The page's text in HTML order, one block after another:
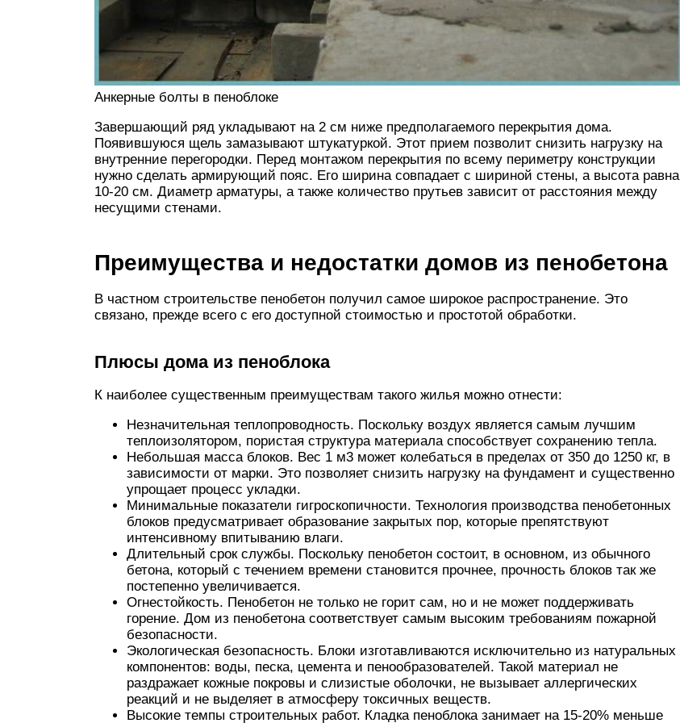
Анкерные болты в пеноблоке
Завершающий ряд укладывают на 2 см ниже предполагаемого перекрытия дома.
Появившуюся щель замазывают штукатуркой. Этот прием позволит снизить нагрузку на
внутренние перегородки. Перед монтажом перекрытия по всему периметру конструкции
нужно сделать армирующий пояс. Его ширина совпадает с шириной стены, а высота равна
10-20 см. Диаметр арматуры, а также количество прутьев зависит от расстояния между
несущими стенами.
Преимущества и недостатки домов из пенобетона
В частном строительстве пенобетон получил самое широкое распространение. Это
связано, прежде всего с его доступной стоимостью и простотой обработки.
Плюсы дома из пеноблока
К наиболее существенным преимуществам такого жилья можно отнести:
Незначительная теплопроводность. Поскольку воздух является самым лучшим
теплоизолятором, пористая структура материала способствует сохранению тепла.
Небольшая масса блоков. Вес 1 м3 может колебаться в пределах от 350 до 1250 кг, в
зависимости от марки. Это позволяет снизить нагрузку на фундамент и существенно
упрощает процесс укладки.
Минимальные показатели гигроскопичности. Технология производства пенобетонных
блоков предусматривает образование закрытых пор, которые препятствуют
интенсивному впитыванию влаги.
Длительный срок службы. Поскольку пенобетон состоит, в основном, из обычного
бетона, который с течением времени становится прочнее, прочность блоков так же
постепенно увеличивается.
Огнестойкость. Пенобетон не только не горит сам, но и не может поддерживать
горение. Дом из пенобетона соответствует самым высоким требованиям пожарной
безопасности.
Экологическая безопасность. Блоки изготавливаются исключительно из натуральных
компонентов: воды, песка, цемента и пенообразователей. Такой материал не
раздражает кожные покровы и слизистые оболочки, не вызывает аллергических
реакций и не выделяет в атмосферу токсичных веществ.
Высокие темпы строительных работ. Кладка пеноблока занимает на 15-20% меньше